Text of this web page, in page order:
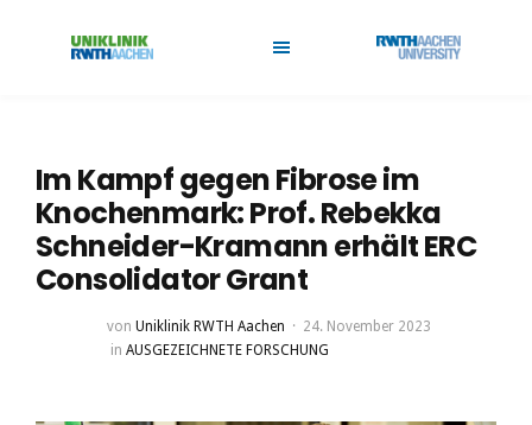
Im Kampf gegen Fibrose im
Knochenmark: Prof. Rebekka
Schneider-Kramann erhält ERC
Consolidator Grant
von Uniklinik RWTH Aachen
24. November 2023
in AUSGEZEICHNETE FORSCHUNG